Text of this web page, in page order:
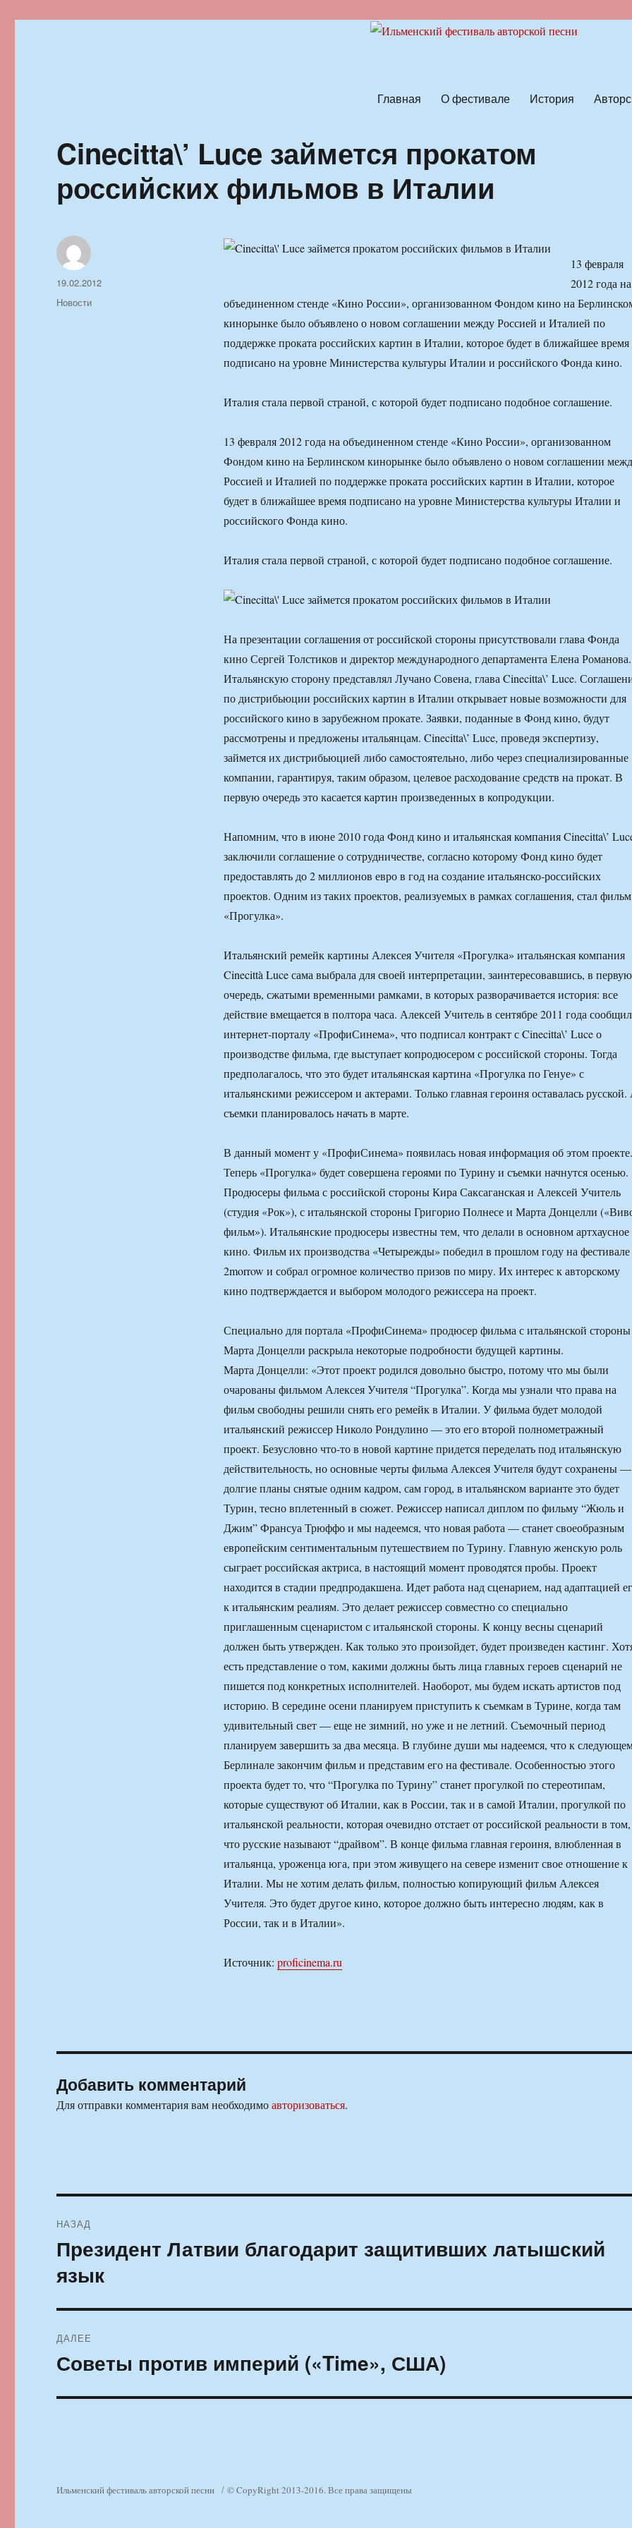
Главная О фестивале История
Cinecitta\’ Luce займется прокатом
российских фильмов в Италии
13 февраля
2012 года на
объединенном стенде «Кино России», организованном Фондом кино на
кинорынке было объявлено о новом соглашении между Россией и Италией по
поддержке проката российских картин в Италии, которое будет в ближайшее время
подписано на уровне Министерства культуры Италии и российского Фонда кино.
Италия стала первой страной, с которой будет подписано подобное соглашение.
13 февраля 2012 года на объединенном стенде «Кино России», организованном
Фондом кино на Берлинском кинорынке было объявлено о новом соглашении
Россией и Италией по поддержке проката российских картин в Италии, которое
будет в ближайшее время подписано на уровне Министерства культуры Италии и
российского Фонда кино.
Италия стала первой страной, с которой будет подписано подобное соглашение.
На презентации соглашения от российской стороны присутствовали глава Фонда
кино Сергей Толстиков и директор международного департамента Елена Романова.
Итальянскую сторону представлял Лучано Совена, глава Cinecitta\’ Luce.
по дистрибьюции российских картин в Италии открывает новые возможности для
российского кино в зарубежном прокате. Заявки, поданные в Фонд кино, будут
рассмотрены и предложены итальянцам. Cinecitta\’ Luce, проведя экспертизу,
займется их дистрибьюцией либо самостоятельно, либо через специализированные
компании, гарантируя, таким образом, целевое расходование средств на прокат. В
первую очередь это касается картин произведенных в копродукции.
Напомним, что в июне 2010 года Фонд кино и итальянская компания Cinecitta\’
заключили соглашение о сотрудничестве, согласно которому Фонд кино будет
предоставлять до 2 миллионов евро в год на создание итальянско-российских
проектов. Одним из таких проектов, реализуемых в рамках соглашения, стал фильм
«Прогулка».
Итальянский ремейк картины Алексея Учителя «Прогулка» итальянская компания
Cinecittà Luce сама выбрала для своей интерпретации, заинтересовавшись, в первую
очередь, сжатыми временными рамками, в которых разворачивается история: все
действие вмещается в полтора часа. Алексей Учитель в сентябре 2011 года сообщил
интернет-порталу «ПрофиСинема», что подписал контракт с Cinecitta\’ Luce о
производстве фильма, где выступает копродюсером с российской стороны. Тогда
предполагалось, что это будет итальянская картина «Прогулка по Генуе» с
итальянскими режиссером и актерами. Только главная героиня оставалась
съемки планировалось начать в марте.
В данный момент у «ПрофиСинема» появилась новая информация об этом проекте.
Теперь «Прогулка» будет совершена героями по Турину и съемки начнутся осенью.
Продюсеры фильма с российской стороны Кира Саксаганская и Алексей Учитель
(студия «Рок»), с итальянской стороны Григорио Полнесе и Марта Донцелли
фильм»). Итальянские продюсеры известны тем, что делали в основном артхаусное
кино. Фильм их производства «Четырежды» победил в прошлом году на фестивале
2morrow и собрал огромное количество призов по миру. Их интерес к авторскому
кино подтверждается и выбором молодого режиссера на проект.
Специально для портала «ПрофиСинема» продюсер фильма с итальянской стороны
Марта Донцелли раскрыла некоторые подробности будущей картины.
Марта Донцелли: «Этот проект родился довольно быстро, потому что мы были
очарованы фильмом Алексея Учителя “Прогулка”. Когда мы узнали что права на
фильм свободны решили снять его ремейк в Италии. У фильма будет молодой
итальянский режиссер Николо Рондулино — это его второй полнометражный
проект. Безусловно что-то в новой картине придется переделать под итальянскую
действительность, но основные черты фильма Алексея Учителя будут сохранены —
долгие планы снятые одним кадром, сам город, в итальянском варианте это будет
Турин, тесно вплетенный в сюжет. Режиссер написал диплом по фильму “Жюль и
Джим” Франсуа Трюффо и мы надеемся, что новая работа — станет своеобразным
европейским сентиментальным путешествием по Турину. Главную женскую роль
сыграет российская актриса, в настоящий момент проводятся пробы. Проект
находится в стадии предпродакшена. Идет работа над сценарием, над адаптацией
к итальянским реалиям. Это делает режиссер совместно со специально
приглашенным сценаристом с итальянской стороны. К концу весны сценарий
должен быть утвержден. Как только это произойдет, будет произведен кастинг.
есть представление о том, какими должны быть лица главных героев сценарий не
пишется под конкретных исполнителей. Наоборот, мы будем искать артистов под
историю. В середине осени планируем приступить к съемкам в Турине, когда там
удивительный свет — еще не зимний, но уже и не летний. Съемочный период
планируем завершить за два месяца. В глубине души мы надеемся, что к
Берлинале закончим фильм и представим его на фестивале. Особенностью этого
проекта будет то, что “Прогулка по Турину” станет прогулкой по стереотипам,
которые существуют об Италии, как в России, так и в самой Италии, прогулкой по
итальянской реальности, которая очевидно отстает от российской реальности в том,
что русские называют “драйвом”. В конце фильма главная героиня, влюбленная в
итальянца, уроженца юга, при этом живущего на севере изменит свое отношение к
Италии. Мы не хотим делать фильм, полностью копирующий фильм Алексея
Учителя. Это будет другое кино, которое должно быть интересно людям, как в
России, так и в Италии».
Источник: proficinema.ru
Автор
Опубликовано
19.02.2012
Рубрики
Новости
Добавить комментарий
Для отправки комментария вам необходимоавторизоваться.
по
записям
НАЗАД
Предыдущая
запись:
Президент Латвии благодарит защитивших латышский
язык
ДАЛЕЕ
Следующая
Советы против империй («Time», США)
Ильменский фестиваль авторской песни © CopyRight 2013-2016. Все права защищены